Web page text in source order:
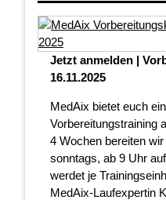
Jetzt anmelden |
16.11.2025
MedAix bietet euch
Vorbereitungstraining
4 Wochen bereiten
sonntags, ab 9 Uhr
werdet je
MedAix-Laufexpertin